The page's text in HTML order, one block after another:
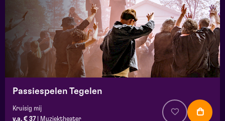
Passiespelen Tegelen
Kruisig mij
v.a. € 37
Muziektheater